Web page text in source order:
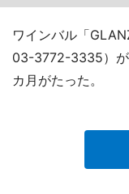
ワインバル「
03-3772-3335）が
カ月がたった。